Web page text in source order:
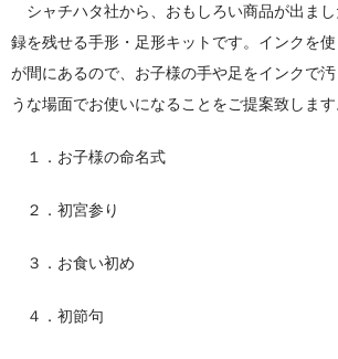
シャチハタ社から、おもしろい商品が出ま
録を残せる手形・足形キットです。インクを
が間にあるので、お子様の手や足をインクで
うな場面でお使いになることをご提案致します
１．お子様の命名式
２．初宮参り
３．お食い初め
４．初節句